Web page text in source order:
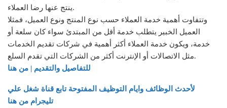
ينتج عنها رضا العملاء.
وتتفاوت أهمية خدمة العملاء حسب نوع المنتج ونوع العميل، فمثلا
العميل الخبير يتطلب خدمة أقل من المبتدئ سواء كان سلعة أو
خدمة، ويكون خدمة العملاء أكثر أهمية في شركات تقديم الخدمات
مثل الاتصالات أو الإنترنت أكثر من الشركات التي تقدم السلع.
للتفاصيل والتقديم | من هنا
لأحدث الوظائف وايام التوظيف المفتوحة تابع قناة شغل علي
تليجرام من هنا